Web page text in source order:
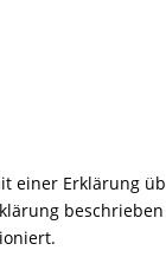
Erklärung